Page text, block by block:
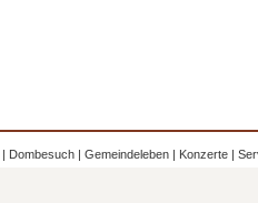
| Dombesuch | Gemeindeleben | Konzerte |